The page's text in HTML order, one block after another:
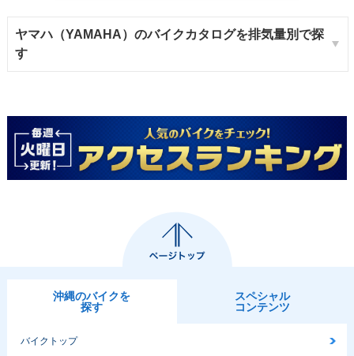
ヤマハ（YAMAHA）のバイクカタログを排気量別で探
す
沖縄のバイクを
探す
スペシャル
コンテンツ
バイクトップ